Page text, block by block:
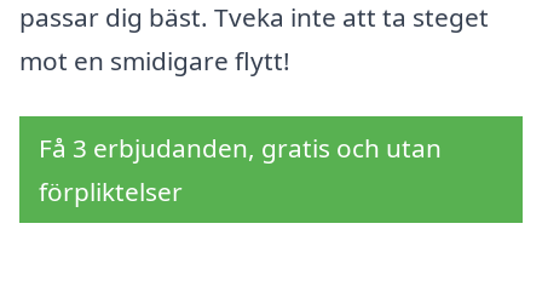
passar dig bäst. Tveka inte att ta steget
mot en smidigare flytt!
Få 3 erbjudanden, gratis och utan
förpliktelser